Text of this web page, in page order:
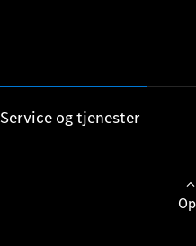
Service og tjenester